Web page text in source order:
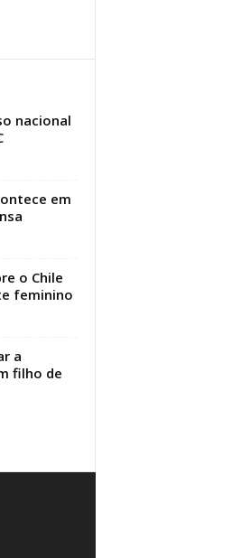
nacional
em
o Chile
feminino
a
filho de